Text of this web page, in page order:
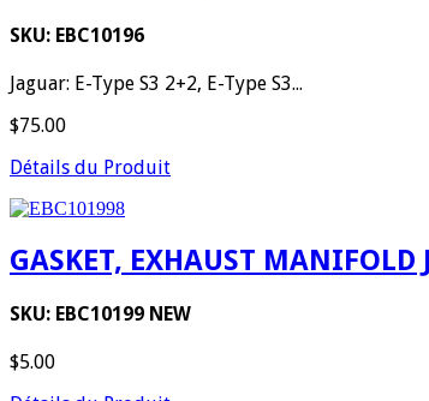
SKU: EBC10196
Jaguar: E-Type S3 2+2, E-Type S3...
$75.00
Détails du Produit
GASKET, EXHAUST MANIFOLD
SKU: EBC10199 NEW
$5.00